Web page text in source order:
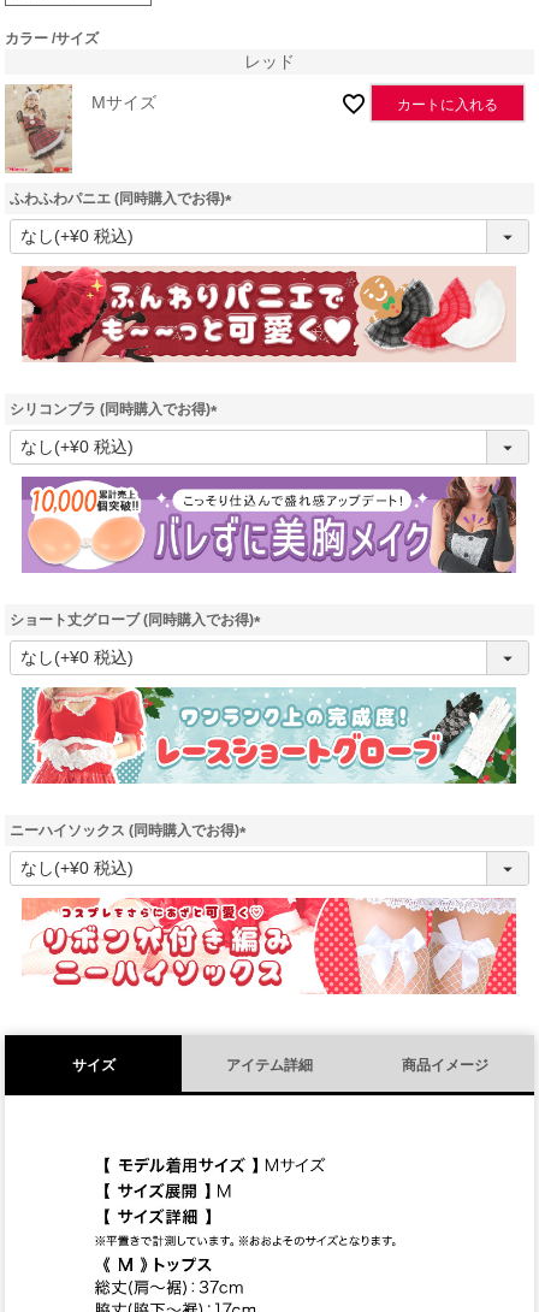
カラー サイズ
レッド
Mサイズ カートに入れる
ふわふわパニエ (同時購入でお得)
(
須
)
シリコンブラ (同時購入でお得)
(
須
)
ショート丈グローブ (同時購入でお得)
(
須
)
ニーハイソックス (同時購入でお得)
(
須
)
サイズ アイテム詳細 商品イメージ